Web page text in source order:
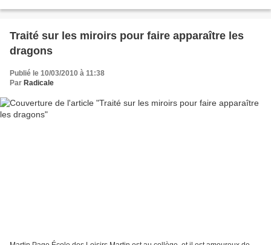
Traité sur les miroirs pour faire apparaître les
dragons
Publié le 10/03/2010 à 11:38
Par Radicale